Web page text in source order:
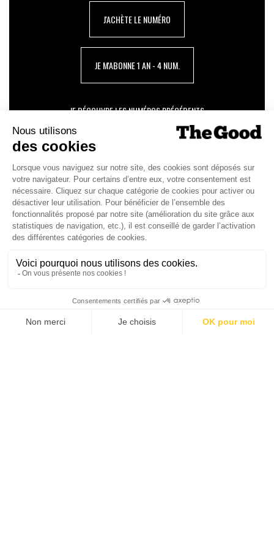
J'ACHÈTE LE NUMÉRO
JE M'ABONNE 1 AN - 4 NUM.
JE DÉCOUVRE LES NUMÉROS PRÉCÉDENTS
Je suis déjà abonné(e) :
version digitale
SUIVEZ-NOUS